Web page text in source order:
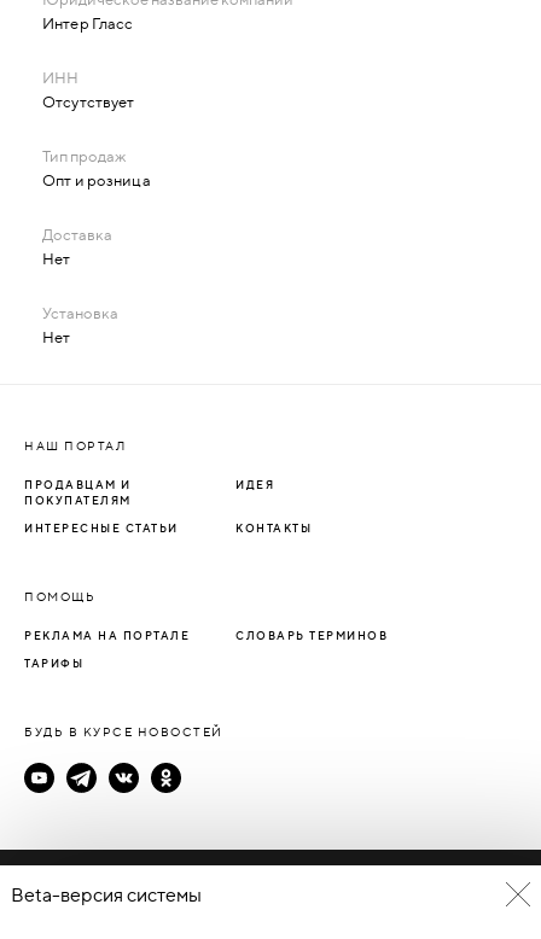
Интер Гласс
Отсутствует
Опт и розница
Нет
Нет
НАШ ПОРТАЛ
ПРОДАВЦАМ И
ПОКУПАТЕЛЯМ
ИДЕЯ
ИНТЕРЕСНЫЕ СТАТЬИ КОНТАКТЫ
ПОМОЩЬ
РЕКЛАМА НА ПОРТАЛЕ СЛОВАРЬ ТЕРМИНОВ
ТАРИФЫ
БУДЬ В КУРСЕ НОВОСТЕЙ
Политика конфиденциальности
Beta-версия системы